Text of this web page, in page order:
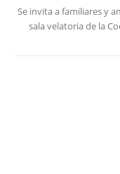
Se invita a familiares y
sala velatoria de la